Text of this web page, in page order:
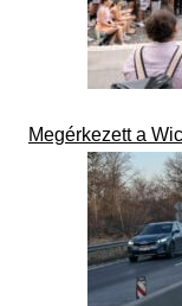
Megérkezett a